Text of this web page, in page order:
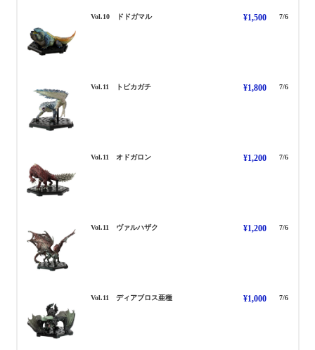
Vol.10 ドドガマルどどがまる ¥1,500 7/6
Vol.11 トビカガチとびかがち ¥1,800 7/6
Vol.11 オドガロンおどがろん ¥1,200 7/6
Vol.11 ヴァルハザクゔぁるはざく ¥1,200 7/6
Vol.11 ディアブロス亜種でぃあぼろす あしゅ ¥1,000 7/6